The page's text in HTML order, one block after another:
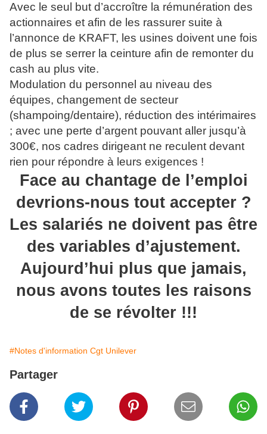
Avec le seul but d’accroître la rémunération des
actionnaires et afin de les rassurer suite à
l’annonce de KRAFT, les usines doivent une fois
de plus se serrer la ceinture afin de remonter du
cash au plus vite.
Modulation du personnel au niveau des
équipes, changement de secteur
(shampoing/dentaire), réduction des intérimaires
; avec une perte d’argent pouvant aller jusqu’à
300€, nos cadres dirigeant ne reculent devant
rien pour répondre à leurs exigences !
Face au chantage de l’emploi
devrions-nous tout accepter ?
Les salariés ne doivent pas être
des variables d’ajustement.
Aujourd’hui plus que jamais,
nous avons toutes les raisons
de se révolter !!!
#Notes d'information Cgt Unilever
Partager